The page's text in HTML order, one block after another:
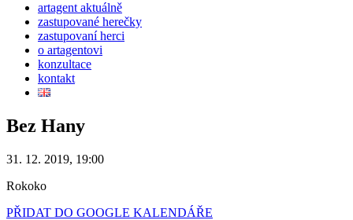
artagent aktuálně
zastupované herečky
zastupovaní herci
o artagentovi
konzultace
kontakt
Bez Hany
31. 12. 2019, 19:00
Rokoko
PŘIDAT DO GOOGLE KALENDÁŘE